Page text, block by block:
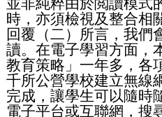
時，亦須檢視及整合相
回覆（二）所言，我們
讀。在電子學習方面，
教育策略」一年多，各
千所公營學校建立無線
完成，讓學生可以隨時
電子平台或互聯網，搜